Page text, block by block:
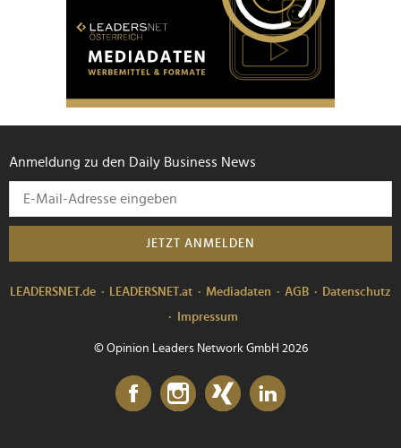
Anmeldung zu den Daily Business News
JETZT ANMELDEN
LEADERSNET.de LEADERSNET.at Mediadaten AGB
Datenschutz
Impressum
© Opinion Leaders Network GmbH 2026